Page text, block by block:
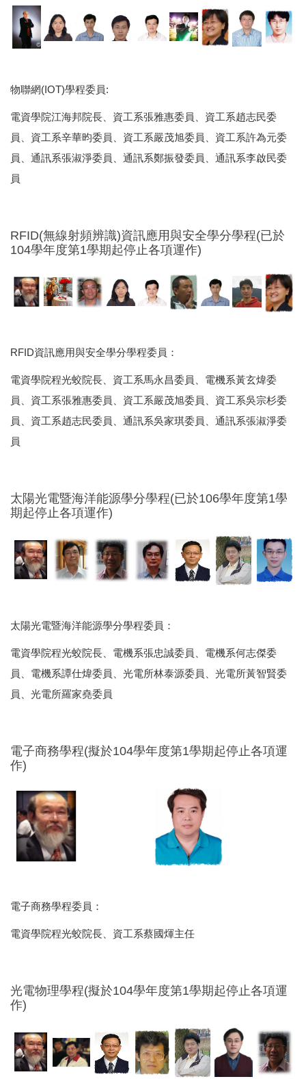
物聯網(IOT)學程委員:
電資學院江海邦院長、資工系張雅惠委員、資工系趙志民委
員、資工系辛華昀委員、資工系嚴茂旭委員、資工系許為元委
員、通訊系張淑淨委員、通訊系鄭振發委員、通訊系李啟民委
員
RFID(無線射頻辨識)資訊應用與安全學分學程(已於
104學年度第1學期起停止各項運作)
RFID資訊應用與安全學分學程委員：
電資學院程光蛟院長、資工系馬永昌委員、電機系黃玄煒委
員、資工系張雅惠委員、資工系嚴茂旭委員、資工系吳宗杉委
員、資工系趙志民委員、通訊系吳家琪委員、通訊系張淑淨委
員
太陽光電暨海洋能源學分學程(已於106學年度第1學
期起停止各項運作)
太陽光電暨海洋能源學分學程委員：
電資學院程光蛟院長、電機系張忠誠委員、電機系何志傑委
員、電機系譚仕煒委員、光電所林泰源委員、光電所黃智賢委
員、光電所羅家堯委員
電子商務學程(擬於104學年度第1學期起停止各項運
作)
電子商務學程委員：
電資學院程光蛟院長、資工系蔡國煇主任
光電物理學程(擬於104學年度第1學期起停止各項運
作)